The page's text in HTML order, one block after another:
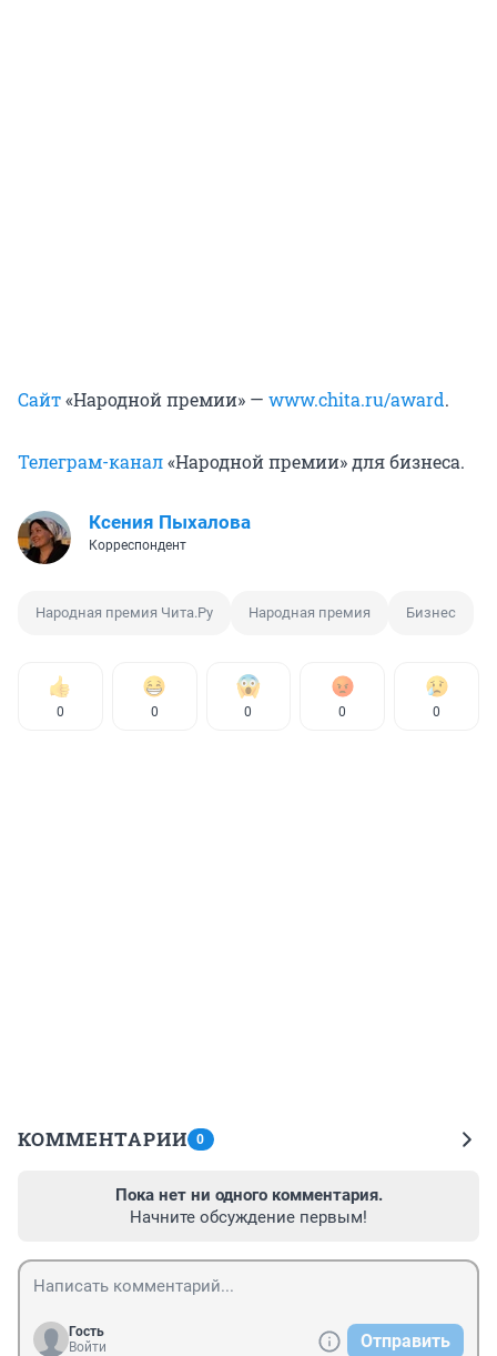
Сайт«Народной премии» — www.chita.ru/award.
Телеграм-канал«Народной премии» для бизнеса.
Ксения Пыхалова
Корреспондент
Народная премия Чита.Ру Народная премия Бизнес
0 0 0 0 0
КОММЕНТАРИИ 0
Пока нет ни одного комментария.
Начните обсуждение первым!
Гость
Войти
Отправить